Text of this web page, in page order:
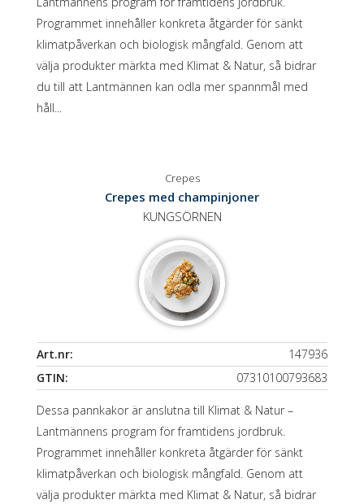
Programmet innehåller konkreta åtgärder för sänkt
klimatpåverkan och biologisk mångfald. Genom att
välja produkter märkta med Klimat & Natur, så bidrar
du till att Lantmännen kan odla mer spannmål med
håll...
Crepes
Crepes med champinjoner
KUNGSÖRNEN
Art.nr:
147936
GTIN:
07310100793683
Dessa pannkakor är anslutna till Klimat & Natur –
Lantmännens program för framtidens jordbruk.
Programmet innehåller konkreta åtgärder för sänkt
klimatpåverkan och biologisk mångfald. Genom att
välja produkter märkta med Klimat & Natur, så bidrar